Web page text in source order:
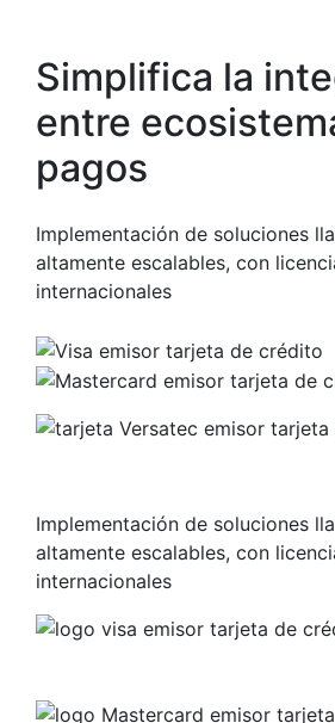
Simplifica la
entre
pagos
Implementación de soluciones
altamente escalables, con
internacionales
Implementación de soluciones
altamente escalables, con
internacionales